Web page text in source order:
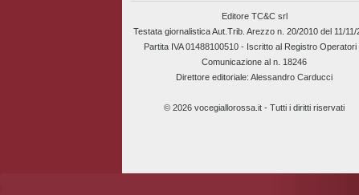
Editore TC&C srl
Testata giornalistica Aut.Trib. Arezzo n. 20/2010 del 11/11/
Partita IVA 01488100510 - Iscritto al Registro Operatori
Comunicazione al n. 18246
Direttore editoriale: Alessandro Carducci
© 2026 vocegiallorossa.it - Tutti i diritti riservati